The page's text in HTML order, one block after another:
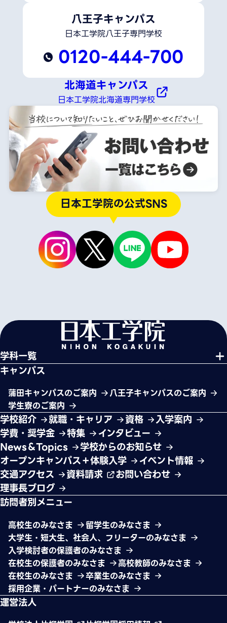
八王子キャンパス
日本工学院八王子専門学校
0120-444-700
北海道キャンパス
日本工学院北海道専門学校
日本工学院の公式SNS
学科一覧
キャンパス
蒲田キャンパスのご案内
八王子キャンパスのご案内
学生寮のご案内
学校紹介 就職・キャリア 資格
入学案内
学費・奨学金
特集
インタビュー
News＆Topics
学校からのお知らせ
オープンキャンパス＋体験入学
イベント情報
交通アクセス
資料請求
お問い合わせ
理事長ブログ
訪問者別メニュー
高校生のみなさま
留学生のみなさま
大学生・短大生、社会人、フリーターのみなさま
入学検討者の保護者のみなさま
在校生の保護者のみなさま
高校教師のみなさま
在校生のみなさま
卒業生のみなさま
採用企業・パートナーのみなさま
運営法人